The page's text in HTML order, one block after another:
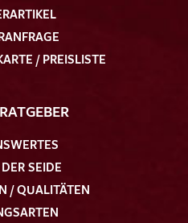
/ PREISLISTE
SEIDE
/ QUALITÄTEN